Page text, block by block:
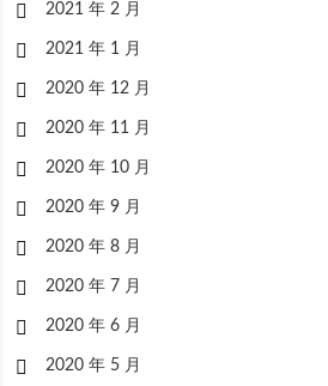
2021 年 2 月
2021 年 1 月
2020 年 12 月
2020 年 11 月
2020 年 10 月
2020 年 9 月
2020 年 8 月
2020 年 7 月
2020 年 6 月
2020 年 5 月